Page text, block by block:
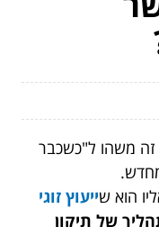
זה משהו ל"כשכבר
הוא שייעוץ זוגי
של תיקון